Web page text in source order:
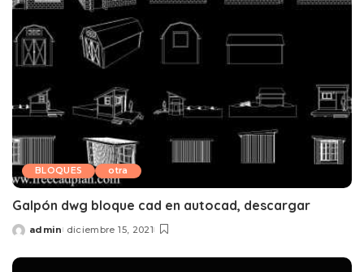
BLOQUES otra
Galpón dwg bloque cad en autocad, descargar
Posted
admin diciembre 15, 2021